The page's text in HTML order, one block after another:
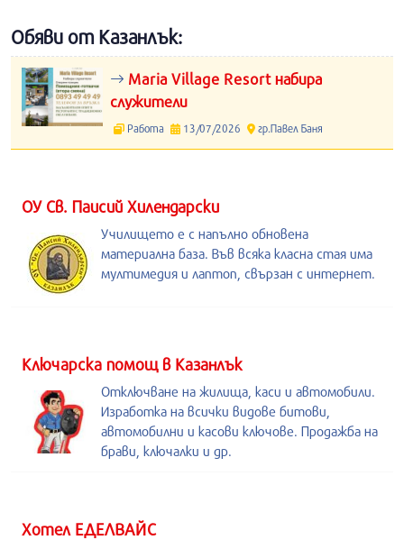
Обяви от Казанлък:
Maria Village Resort набира
служители
Работа 13/07/2026 гр.Павел Баня
ОУ Св. Паисий Хилендарски
Училището е с напълно обновена
материална база. Във всяка класна стая има
мултимедия и лаптоп, свързан с интернет.
Kлючарска помощ в Казанлък
Отключване на жилища, каси и автомобили.
Изработка на всички видове битови,
автомобилни и касови ключове. Продажба на
брави, ключалки и др.
Хотел ЕДЕЛВАЙС